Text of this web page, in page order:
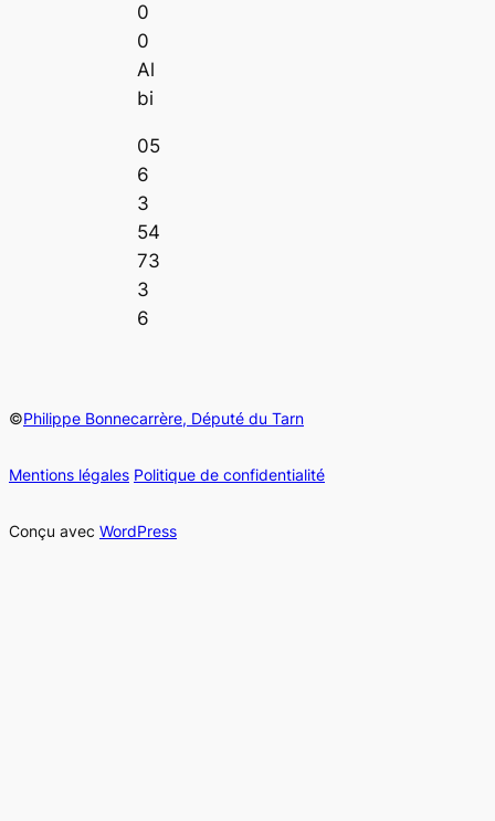
0
0
Al
bi
05
6
3
54
73
3
6
©Philippe Bonnecarrère, Député du Tarn
Mentions légales Politique de confidentialité
Conçu avec WordPress